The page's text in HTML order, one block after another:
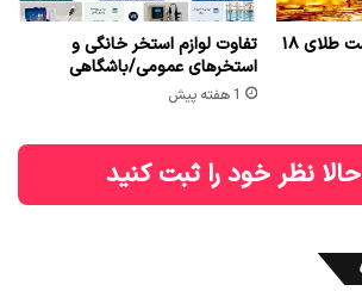
جهش غافلگیرکننده قیمت طلای ۱۸
تفاوت لوازم استخر خانگی و
استخرهای عمومی/باشگاهی
1 هفته پیش
نظر خود را ثبت کنید